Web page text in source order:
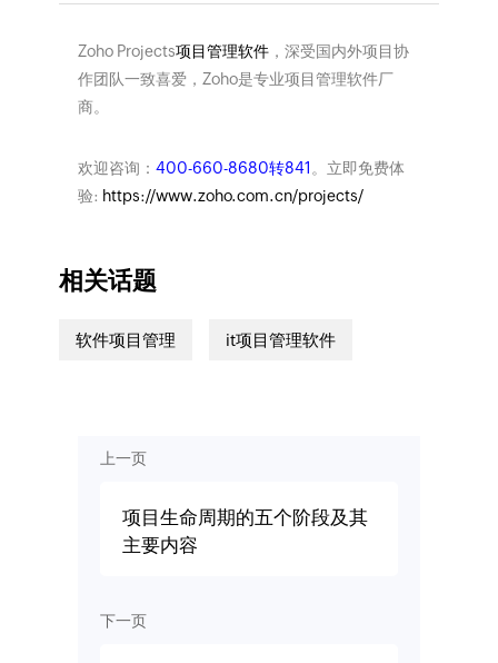
Zoho Projects项目管理软件，深受国内外项目协
作团队一致喜爱，Zoho是专业项目管理软件厂
商。
欢迎咨询： 400-660-8680转841 。立即免费体
验: https://www.zoho.com.cn/projects/
相关话题
软件项目管理 it项目管理软件
上一页
项目生命周期的五个阶段及其
主要内容
下一页